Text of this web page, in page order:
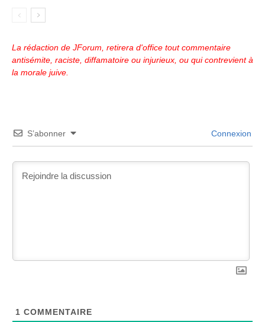
La rédaction de JForum, retirera d'office tout commentaire
antisémite, raciste, diffamatoire ou injurieux, ou qui contrevient à
la morale juive.
S’abonner Connexion
1 COMMENTAIRE